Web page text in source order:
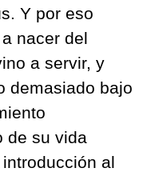
Y por eso
nacer del
a servir, y
demasiado bajo
de su vida
al